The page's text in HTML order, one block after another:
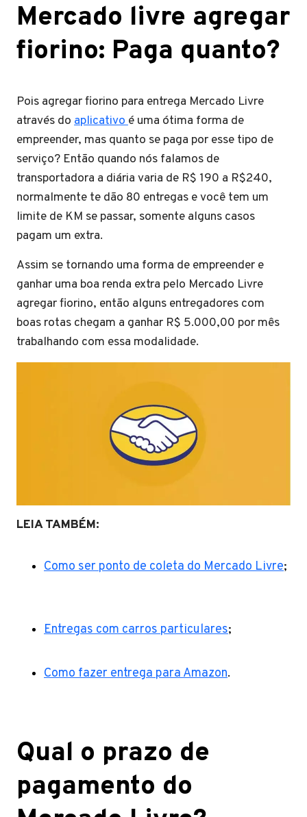
Mercado livre agregar
fiorino: Paga quanto?
Pois agregar fiorino para entrega Mercado Livre
através do aplicativoé uma ótima forma de
empreender, mas quanto se paga por esse tipo de
serviço? Então quando nós falamos de
transportadora a diária varia de R$ 190 a R$240,
normalmente te dão 80 entregas e você tem um
limite de KM se passar, somente alguns casos
pagam um extra.
Assim se tornando uma forma de empreender e
ganhar uma boa renda extra pelo Mercado Livre
agregar fiorino, então alguns entregadores com
boas rotas chegam a ganhar R$ 5.000,00 por mês
trabalhando com essa modalidade.
LEIA TAMBÉM:
Como ser ponto de coleta do Mercado Livre;
Entregas com carros particulares;
Como fazer entrega para Amazon.
Qual o prazo de
pagamento do